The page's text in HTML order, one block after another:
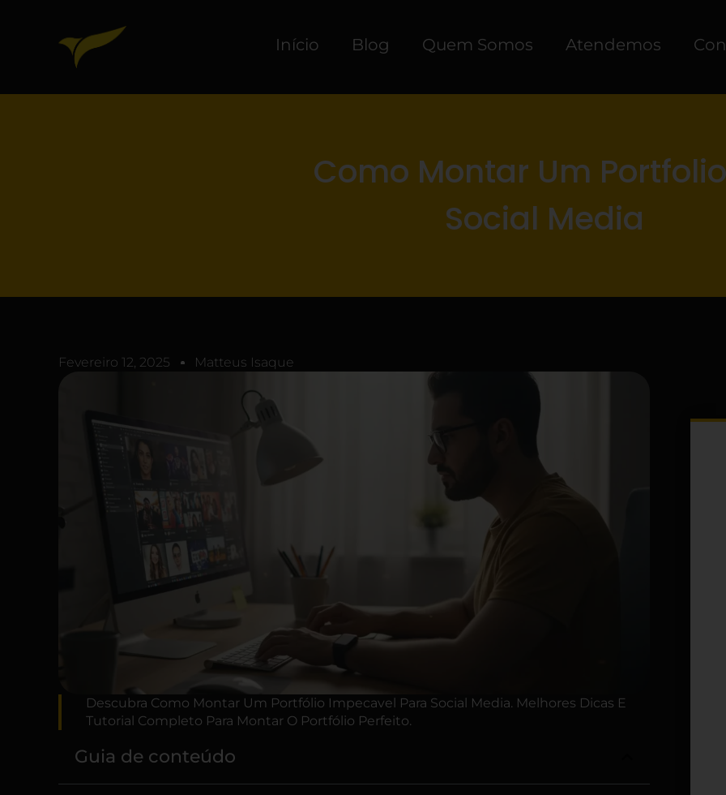
Início Blog Quem Somos Atendemos
Como Montar Um
Social Media
Fevereiro 12, 2025 Matteus Isaque
Descubra Como Montar Um Portfólio Impecavel Para Social Media. Melhores Dicas E
Tutorial Completo Para Montar O Portfólio Perfeito.
Guia de conteúdo